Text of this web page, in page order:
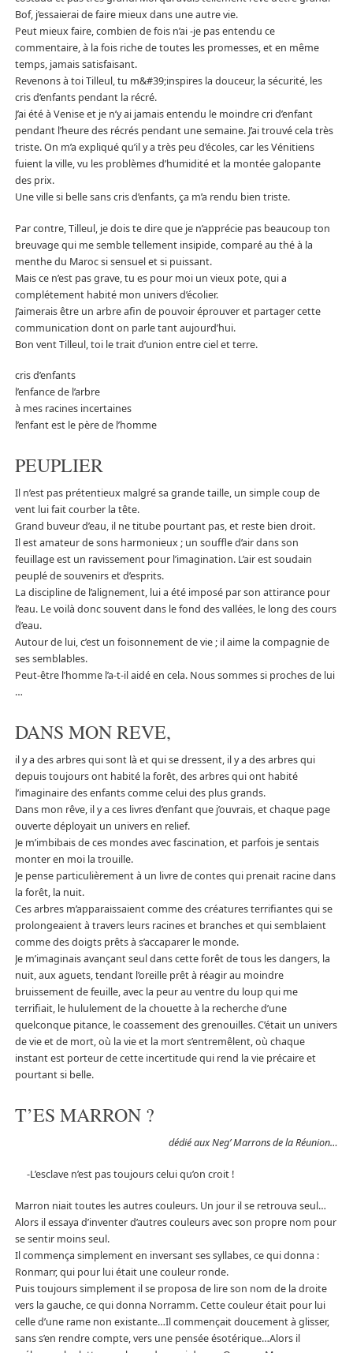
Bof, j’essaierai de faire mieux dans une autre vie.
Peut mieux faire, combien de fois n’ai -je pas entendu ce
commentaire, à la fois riche de toutes les promesses, et en même
temps, jamais satisfaisant.
Revenons à toi Tilleul, tu m&#39;inspires la douceur, la sécurité, les
cris d’enfants pendant la récré.
J’ai été à Venise et je n’y ai jamais entendu le moindre cri d’enfant
pendant l’heure des récrés pendant une semaine. J’ai trouvé cela très
triste. On m’a expliqué qu’il y a très peu d’écoles, car les Vénitiens
fuient la ville, vu les problèmes d’humidité et la montée galopante
des prix.
Une ville si belle sans cris d’enfants, ça m’a rendu bien triste.
Par contre, Tilleul, je dois te dire que je n’apprécie pas beaucoup ton
breuvage qui me semble tellement insipide, comparé au thé à la
menthe du Maroc si sensuel et si puissant.
Mais ce n’est pas grave, tu es pour moi un vieux pote, qui a
complétement habité mon univers d’écolier.
J’aimerais être un arbre afin de pouvoir éprouver et partager cette
communication dont on parle tant aujourd’hui.
Bon vent Tilleul, toi le trait d’union entre ciel et terre.
cris d’enfants
l’enfance de l’arbre
à mes racines incertaines
l’enfant est le père de l’homme
PEUPLIER
Il n’est pas prétentieux malgré sa grande taille, un simple coup de
vent lui fait courber la tête.
Grand buveur d’eau, il ne titube pourtant pas, et reste bien droit.
Il est amateur de sons harmonieux ; un souffle d’air dans son
feuillage est un ravissement pour l’imagination. L’air est soudain
peuplé de souvenirs et d’esprits.
La discipline de l’alignement, lui a été imposé par son attirance pour
l’eau. Le voilà donc souvent dans le fond des vallées, le long des cours
d’eau.
Autour de lui, c’est un foisonnement de vie ; il aime la compagnie de
ses semblables.
Peut-être l’homme l’a-t-il aidé en cela. Nous sommes si proches de lui
…
DANS MON REVE,
il y a des arbres qui sont là et qui se dressent, il y a des arbres qui
depuis toujours ont habité la forêt, des arbres qui ont habité
l’imaginaire des enfants comme celui des plus grands.
Dans mon rêve, il y a ces livres d’enfant que j’ouvrais, et chaque page
ouverte déployait un univers en relief.
Je m’imbibais de ces mondes avec fascination, et parfois je sentais
monter en moi la trouille.
Je pense particulièrement à un livre de contes qui prenait racine dans
la forêt, la nuit.
Ces arbres m’apparaissaient comme des créatures terrifiantes qui se
prolongeaient à travers leurs racines et branches et qui semblaient
comme des doigts prêts à s’accaparer le monde.
Je m’imaginais avançant seul dans cette forêt de tous les dangers, la
nuit, aux aguets, tendant l’oreille prêt à réagir au moindre
bruissement de feuille, avec la peur au ventre du loup qui me
terrifiait, le hululement de la chouette à la recherche d’une
quelconque pitance, le coassement des grenouilles. C’était un univers
de vie et de mort, où la vie et la mort s’entremêlent, où chaque
instant est porteur de cette incertitude qui rend la vie précaire et
pourtant si belle.
T’ES MARRON ?
dédié aux Neg’ Marrons de la Réunion…
-L’esclave n’est pas toujours celui qu’on croit !
Marron niait toutes les autres couleurs. Un jour il se retrouva seul…
Alors il essaya d’inventer d’autres couleurs avec son propre nom pour
se sentir moins seul.
Il commença simplement en inversant ses syllabes, ce qui donna :
Ronmarr, qui pour lui était une couleur ronde.
Puis toujours simplement il se proposa de lire son nom de la droite
vers la gauche, ce qui donna Norramm. Cette couleur était pour lui
celle d’une rame non existante…Il commençait doucement à glisser,
sans s’en rendre compte, vers une pensée ésotérique…Alors il